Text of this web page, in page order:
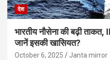
देश
भारतीय नौसेना की बढ़ी ताकत,
जानें इसकी खासियत?
October 6, 2025 Janta mirror